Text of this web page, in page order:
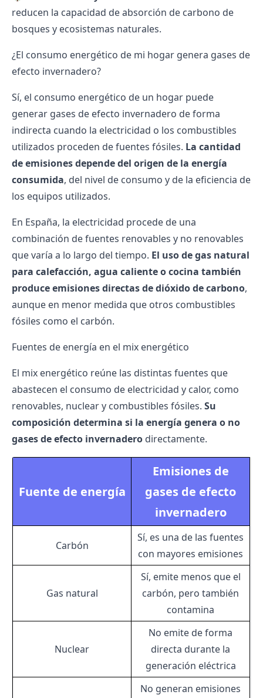
reducen la capacidad de absorción de carbono de
bosques y ecosistemas naturales.
¿El consumo energético de mi hogar genera gases de
efecto invernadero?
Sí, el consumo energético de un hogar puede
generar gases de efecto invernadero de forma
indirecta cuando la electricidad o los combustibles
utilizados proceden de fuentes fósiles. La cantidad
de emisiones depende del origen de la energía
consumida, del nivel de consumo y de la eficiencia de
los equipos utilizados.
En España, la electricidad procede de una
combinación defuentes renovables y no renovables
que varía a lo largo del tiempo. El uso de gas natural
para calefacción, agua caliente o cocina también
produce emisiones directas de dióxido de carbono,
aunque en menor medida que otros combustibles
fósiles como el carbón.
Fuentes de energía en el mix energético
El mix energético reúne las distintas fuentes que
abastecen el consumo de electricidad y calor, como
renovables, nucleary combustibles fósiles. Su
composición determina si la energía genera o no
gases de efecto invernadero directamente.
Fuente de energía
Emisiones de
gases de efecto
invernadero
Carbón
Sí, es una de las fuentes
con mayores emisiones
Gas natural
Sí, emite menos que el
carbón, pero también
contamina
Nuclear
No emite de forma
directa durante la
generación eléctrica
No generan emisiones